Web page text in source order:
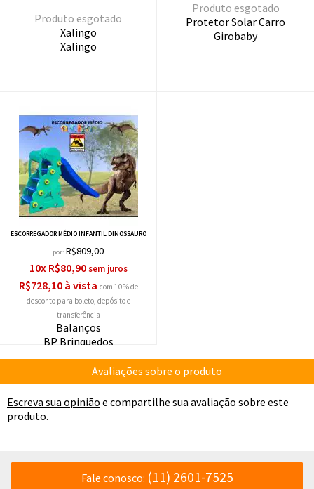
esgotado
Xalingo
Xalingo
esgotado
Protetor Solar Carro
Girobaby
ESCORREGADOR MÉDIO INFANTIL DINOSSAURO
por: R$809,00
10x R$80,90
R$728,10 à vista com 10% de
desconto
Balanços
BP Brinquedos
Avaliações sobre o produto
Escreva sua opinião e compartilhe sua avaliação sobre este
produto.
Fale conosco: (11) 2601-7525